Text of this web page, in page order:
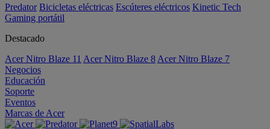
Predator Bicicletas eléctricas Escúteres eléctricos Kinetic Tech
Gaming portátil
Destacado
Acer Nitro Blaze 11 Acer Nitro Blaze 8 Acer Nitro Blaze 7
Negocios
Educación
Soporte
Eventos
Marcas de Acer